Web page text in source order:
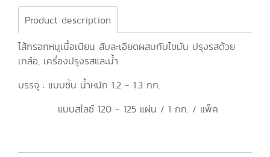
Product description
ไส้กรอกหมูเนื้อเนียน สับละเอียดผสมกับไขมัน ปรุงรสด้วย
เกลือ, เครื่องปรุงรสและน้ำ
บรรจุ : แบบชิ้น น้ำหนัก 1.2 - 1.3 กก.
แบบสไลซ์ 120 - 125 แผ่น / 1 กก. / แพ็ค